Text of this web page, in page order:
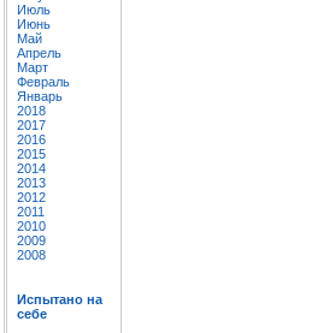
Июль
Июнь
Май
Апрель
Март
Февраль
Январь
2018
2017
2016
2015
2014
2013
2012
2011
2010
2009
2008
Испытано на
себе